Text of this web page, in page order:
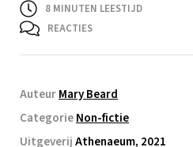
8 MINUTEN LEESTIJD
REACTIES
AuteurMary Beard
CategorieNon-fictie
UitgeverijAthenaeum, 2021